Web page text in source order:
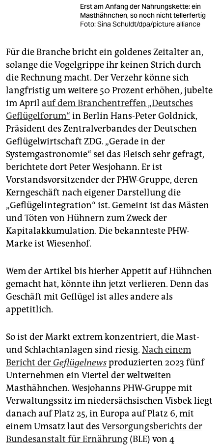
Erst am Anfang der Nahrungskette: ein
Masthähnchen, so noch nicht tellerfertig
Foto: Sina Schuldt/dpa/picture alliance
Für die Branche bricht ein goldenes Zeitalter an,
solange die Vogelgrippe ihr keinen Strich durch
die Rechnung macht. Der Verzehr könne sich
langfristig um weitere 50 Prozent erhöhen, jubelte
im April auf dem Branchentreffen „Deutsches
Geflügelforum“ in Berlin Hans-Peter Goldnick,
Präsident des Zentralverbandes der Deutschen
Geflügelwirtschaft ZDG. „Gerade in der
Systemgastronomie“ sei das Fleisch sehr gefragt,
berichtete dort Peter Wesjohann. Er ist
Vorstandsvorsitzender der PHW-Gruppe, deren
Kerngeschäft nach eigener Darstellung die
„Geflügelintegration“ ist. Gemeint ist das Mästen
und Töten von Hühnern zum Zweck der
Kapitalakkumulation. Die bekannteste PHW-
Marke ist Wiesenhof.
Wem der Artikel bis hierher Appetit auf Hühnchen
gemacht hat, könnte ihn jetzt verlieren. Denn das
Geschäft mit Geflügel ist alles andere als
appetitlich.
So ist der Markt extrem konzentriert, die Mast-
und Schlachtanlagen sind riesig. Nach einem
Bericht derGeflügelnewsproduzierten 2023 fünf
Unternehmen ein Viertel der weltweiten
Masthähnchen. Wesjohanns PHW-Gruppe mit
Verwaltungssitz im niedersächsischen Visbek liegt
danach auf Platz 25, in Europa auf Platz 6, mit
einem Umsatz laut des Versorgungsberichts der
Bundesanstalt für Ernährung (BLE) von 4